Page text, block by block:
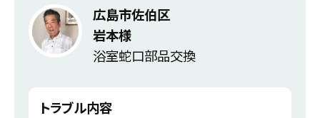
広島市佐伯区
岩本様
浴室蛇口部品交換
トラブル内容